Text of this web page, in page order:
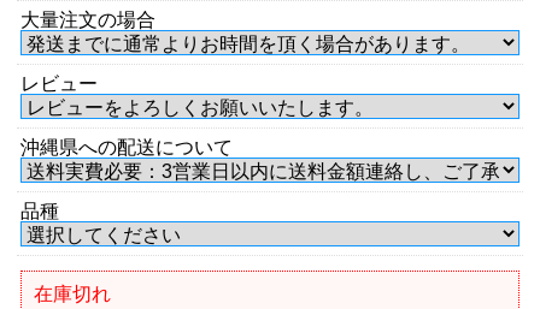
大量注文の場合
レビュー
沖縄県への配送について
品種
在庫切れ